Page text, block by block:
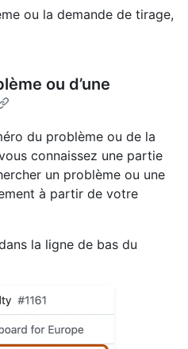
ou la demande de tirage,
ou d’une
du problème ou de la
connaissez une partie
un problème ou une
à partir de votre
la ligne de bas du